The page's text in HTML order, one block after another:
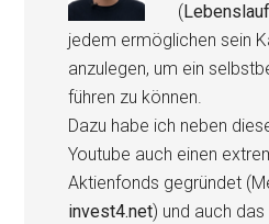
(
jedem ermöglichen sein
anzulegen, um ein
führen zu können.
Dazu habe ich neben
Youtube auch einen
Aktienfonds gegründet
invest4.net) und auch das